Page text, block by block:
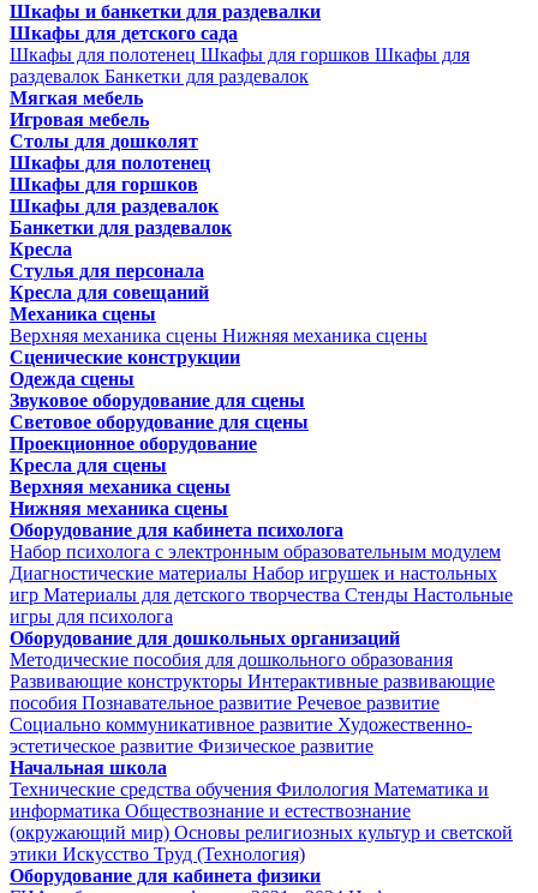
Шкафы и банкетки для раздевалки
Шкафы для детского сада
Шкафы для полотенец Шкафы для горшков Шкафы для
раздевалок Банкетки для раздевалок
Мягкая мебель
Игровая мебель
Столы для дошколят
Шкафы для полотенец
Шкафы для горшков
Шкафы для раздевалок
Банкетки для раздевалок
Кресла
Стулья для персонала
Кресла для совещаний
Механика сцены
Верхняя механика сцены Нижняя механика сцены
Сценические конструкции
Одежда сцены
Звуковое оборудование для сцены
Световое оборудование для сцены
Проекционное оборудование
Кресла для сцены
Верхняя механика сцены
Нижняя механика сцены
Оборудование для кабинета психолога
Набор психолога с электронным образовательным модулем
Диагностические материалы Набор игрушек и настольных
игр Материалы для детского творчества Стенды Настольные
игры для психолога
Оборудование для дошкольных организаций
Методические пособия для дошкольного образования
Развивающие конструкторы Интерактивные развивающие
пособия Познавательное развитие Речевое развитие
Социально коммуникативное развитие Художественно-
эстетическое развитие Физическое развитие
Начальная школа
Технические средства обучения Филология Математика и
информатика Обществознание и естествознание
(окружающий мир) Основы религиозных культур и светской
этики Искусство Труд (Технология)
Оборудование для кабинета физики